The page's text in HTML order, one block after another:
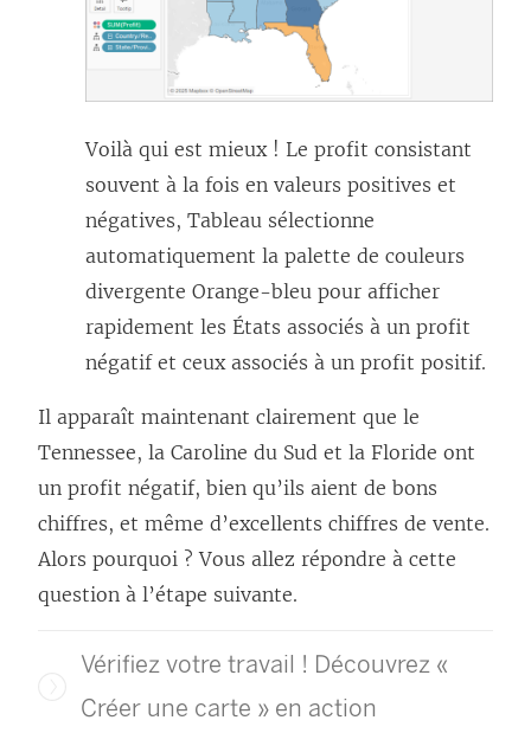
Voilà qui est mieux ! Le profit consistant
souvent à la fois en valeurs positives et
négatives, Tableau sélectionne
automatiquement la palette de couleurs
divergente Orange-bleu pour afficher
rapidement les États associés à un profit
négatif et ceux associés à un profit positif.
Il apparaît maintenant clairement que le
Tennessee, la Caroline du Sud et la Floride ont
un profit négatif, bien qu’ils aient de bons
chiffres, et même d’excellents chiffres de vente.
Alors pourquoi ? Vous allez répondre à cette
question à l’étape suivante.
Vérifiez votre travail ! Découvrez «
Créer une carte » en action